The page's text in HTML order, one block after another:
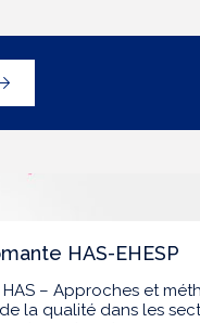
HAS-EHESP
– Approches et
la qualité dans les